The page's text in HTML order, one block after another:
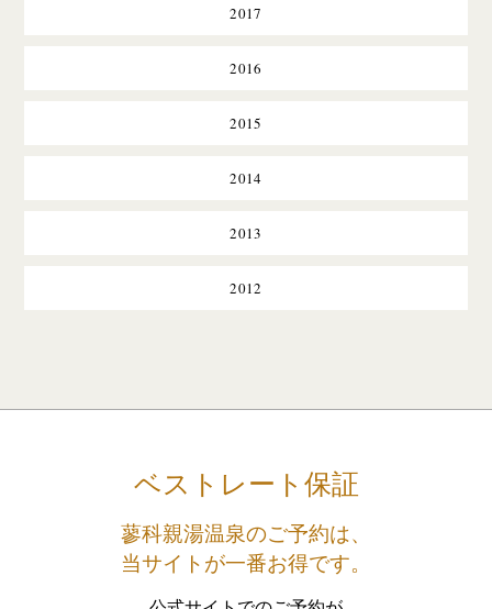
2017
2016
2015
2014
2013
2012
ベストレート保証
蓼科親湯温泉のご予約は、
当サイトが一番お得です。